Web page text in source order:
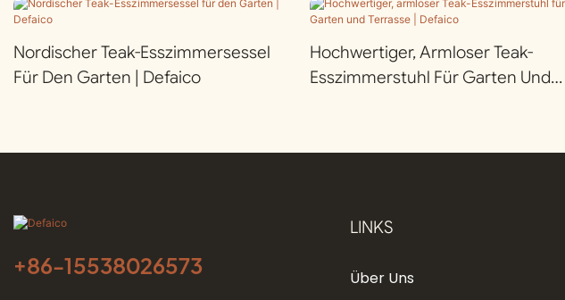
Nordischer Teak-Esszimmersessel
Für Den Garten | Defaico
Hochwertiger, Armloser Teak-
Esszimmerstuhl Für Garten Und
+86-15538026573
LINKS
Über Uns